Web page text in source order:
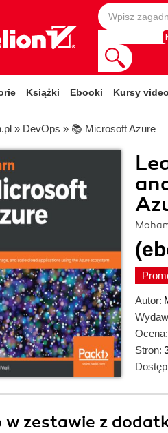
Książki Ebooki Kursy video
» DevOps » 📚 Microsoft Azure
Autor:
Ocena:
Stron:
w zestawie z